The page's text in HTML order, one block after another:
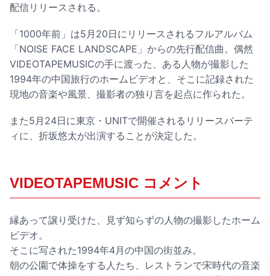
配信リリースされる。
「1000年前」は5月20日にリリースされるフルアルバム
「NOISE FACE LANDSCAPE」からの先行配信曲。偶然
VIDEOTAPEMUSICの手に渡った、ある人物が撮影した
1994年の中国旅行のホームビデオと、そこに記録された
現地の音楽や風景、撮影者の独り言を起点に作られた。
また5月24日に東京・UNITで開催されるリリースパーテ
ィに、折坂悠太が出演することが決定した。
VIDEOTAPEMUSIC コメント
縁あって譲り受けた、見ず知らずの人物の撮影したホーム
ビデオ。
そこに写された1994年4月の中国の街並み。
朝の公園で体操をする人たち、レストランで宋時代の音楽